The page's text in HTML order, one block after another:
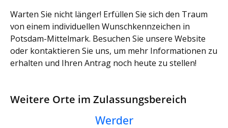
Warten Sie nicht länger! Erfüllen Sie sich den Traum
von einem individuellen Wunschkennzeichen in
Potsdam-Mittelmark. Besuchen Sie unsere Website
oder kontaktieren Sie uns, um mehr Informationen zu
erhalten und Ihren Antrag noch heute zu stellen!
Weitere Orte im Zulassungsbereich
Werder